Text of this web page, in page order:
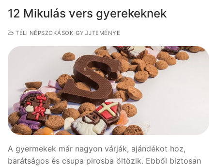
12 Mikulás vers gyerekeknek
TÉLI NÉPSZOKÁSOK GYŰJTEMÉNYE
A gyermekek már nagyon várják, ajándékot hoz,
barátságos és csupa pirosba öltözik. Ebből biztosan